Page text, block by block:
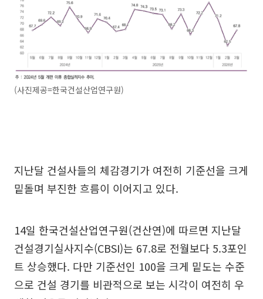
(사진제공=한국건설산업연구원)
지난달 건설사들의 체감경기가 여전히 기준선을 크게
밑돌며 부진한 흐름이 이어지고 있다.
14일 한국건설산업연구원(건산연)에 따르면 지난달
건설경기실사지수(CBSI)는 67.8로 전월보다 5.3포인
트 상승했다. 다만 기준선인 100을 크게 밑도는 수준
으로 건설 경기를 비관적으로 보는 시각이 여전히 우